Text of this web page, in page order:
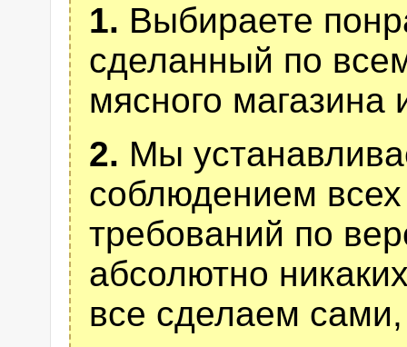
1. Выбираете
сделанный по
мясного магазина
2. Мы
соблюдением
требований по
абсолютно
все сделаем